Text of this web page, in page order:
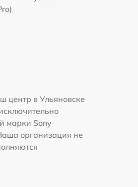
центр в Ульяновске
марки Sony
организация не